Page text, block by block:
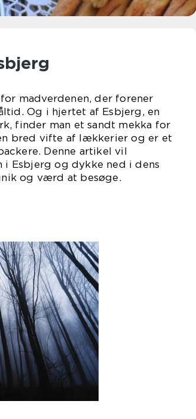
madverdenen, der forener
Og i hjertet af Esbjerg, en
finder man et sandt mekka for
bred vifte af lækkerier og er et
Denne artikel vil
Esbjerg og dykke ned i dens
og værd at besøge.